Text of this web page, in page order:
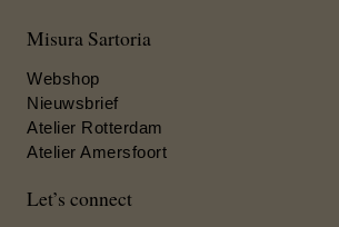
Misura Sartoria
Webshop
Nieuwsbrief
Atelier Rotterdam
Atelier Amersfoort
Let’s connect